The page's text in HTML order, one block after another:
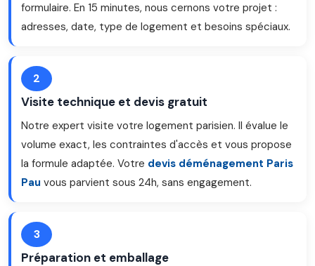
formulaire. En 15 minutes, nous cernons votre projet :
adresses, date, type de logement et besoins spéciaux.
2
Visite technique et devis gratuit
Notre expert visite votre logement parisien. Il évalue le
volume exact, les contraintes d'accès et vous propose
la formule adaptée. Votre devis déménagement Paris
Pau vous parvient sous 24h, sans engagement.
3
Préparation et emballage